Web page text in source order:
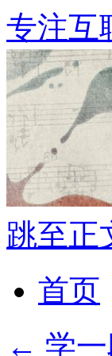
专注互
跳至正
首页
← 学一